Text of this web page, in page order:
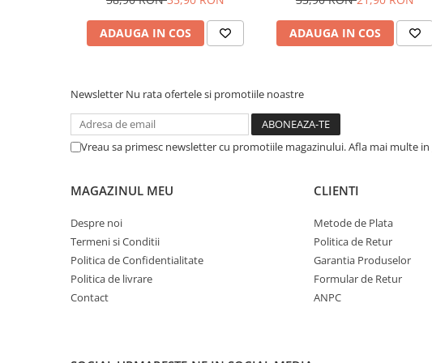
Pensule şi Perii
Mănuşi Nitril / Diverse
Seria PRO (5L & 25L)
Compartiment Motor
Oferte Speciale
Detailing Outlet
Distinct Lifestyle
Acreditări & Training
ADAUGA IN COS ADAUGA IN COS
Newsletter Nu rata ofertele si promotiile noastre
Vreau sa primesc newsletter cu promotiile magazinului. Afla mai multe in
MAGAZINUL MEU
Despre noi
Termeni si Conditii
Politica de Confidentialitate
Politica de livrare
Contact
CLIENTI
Metode de Plata
Politica de Retur
Garantia Produselor
Formular de Retur
ANPC